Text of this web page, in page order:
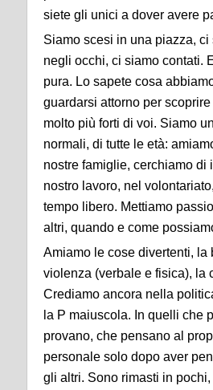
siete gli unici a dover avere
Siamo scesi in una piazza, ci
negli occhi, ci siamo contati.
pura. Lo sapete cosa
guardarsi attorno per
molto più forti di voi. Siamo
normali, di tutte le età:
nostre famiglie, cerchiamo di
nostro lavoro, nel
tempo libero. Mettiamo
altri, quando e come
Amiamo le cose divertenti, la
violenza (verbale e fisica), la
Crediamo ancora nella
la P maiuscola. In quelli che
provano, che pensano al
personale solo dopo aver
gli altri. Sono rimasti in pochi,